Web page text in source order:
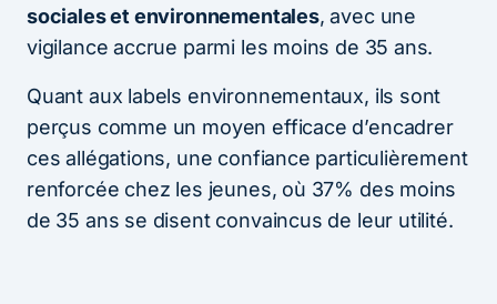
sociales et environnementales, avec une
vigilance accrue parmi les moins de 35 ans.
Quant aux labels environnementaux, ils sont
perçus comme un moyen efficace d’encadrer
ces allégations, une confiance particulièrement
renforcée chez les jeunes, où 37% des moins
de 35 ans se disent convaincus de leur utilité.